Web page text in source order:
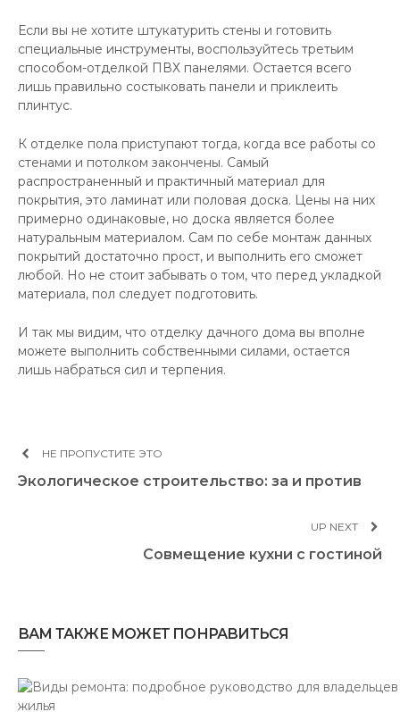
Если вы не хотите штукатурить стены и готовить
специальные инструменты, воспользуйтесь третьим
способом-отделкой ПВХ панелями. Остается всего
лишь правильно состыковать панели и приклеить
плинтус.
К отделке пола приступают тогда, когда все работы со
стенами и потолком закончены. Самый
распространенный и практичный материал для
покрытия, это ламинат или половая доска. Цены на них
примерно одинаковые, но доска является более
натуральным материалом. Сам по себе монтаж данных
покрытий достаточно прост, и выполнить его сможет
любой. Но не стоит забывать о том, что перед укладкой
материала, пол следует подготовить.
И так мы видим, что отделку дачного дома вы вполне
можете выполнить собственными силами, остается
лишь набраться сил и терпения.
НЕ ПРОПУСТИТЕ ЭТО
Экологическое строительство: за и против
UP NEXT
Совмещение кухни с гостиной
ВАМ ТАКЖЕ МОЖЕТ ПОНРАВИТЬСЯ